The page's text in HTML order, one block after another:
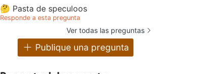
🤔 Pasta de speculoos
Responde a esta pregunta
Ver todas las preguntas
Publique una pregunta